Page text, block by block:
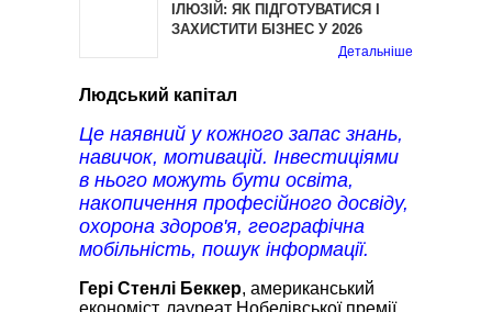
ІЛЮЗІЙ: ЯК ПІДГОТУВАТИСЯ І
ЗАХИСТИТИ БІЗНЕС У 2026
Детальніше
Людський капітал
Це наявний у кожного запас знань,
навичок, мотивацій. Інвестиціями
в нього можуть бути освіта,
накопичення професійного досвіду,
охорона здоров'я, географічна
мобільність, пошук інформації.
Гері Стенлі Беккер, американський